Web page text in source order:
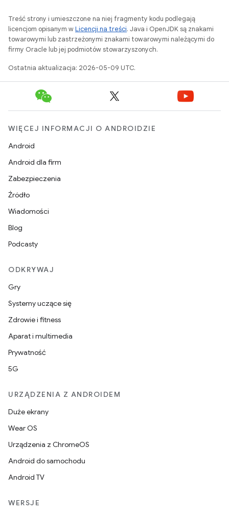
Treść strony i umieszczone na niej fragmenty kodu podlegają
licencjom opisanym wLicencji na treści. Java i OpenJDK są znakami
towarowymi lub zastrzeżonymi znakami towarowymi należącymi do
firmy Oracle lub jej podmiotów stowarzyszonych.
Ostatnia aktualizacja: 2026-05-09 UTC.
WIĘCEJ INFORMACJI O ANDROIDZIE
Android
Android dla firm
Zabezpieczenia
Źródło
Wiadomości
Blog
Podcasty
ODKRYWAJ
Gry
Systemy uczące się
Zdrowie i fitness
Aparat i multimedia
Prywatność
5G
URZĄDZENIA Z ANDROIDEM
Duże ekrany
Wear OS
Urządzenia z ChromeOS
Android do samochodu
Android TV
WERSJE